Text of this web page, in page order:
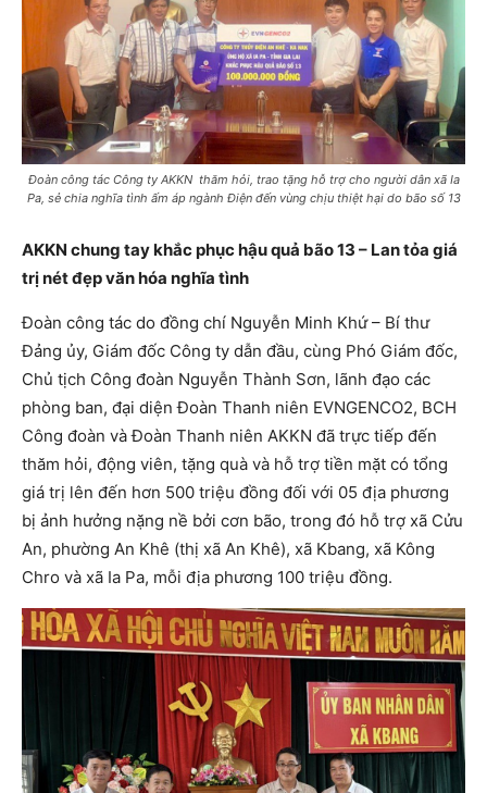
Đoàn công tác Công ty AKKN thăm hỏi, trao tặng hỗ trợ cho người dân xã Ia
Pa, sẻ chia nghĩa tình ấm áp ngành Điện đến vùng chịu thiệt hại do bão số 13
AKKN chung tay khắc phục hậu quả bão 13 – Lan tỏa giá
trị nét đẹp văn hóa nghĩa tình
Đoàn công tác do đồng chí Nguyễn Minh Khứ – Bí thư
Đảng ủy, Giám đốc Công ty dẫn đầu, cùng Phó Giám đốc,
Chủ tịch Công đoàn Nguyễn Thành Sơn, lãnh đạo các
phòng ban, đại diện Đoàn Thanh niên EVNGENCO2, BCH
Công đoàn và Đoàn Thanh niên AKKN đã trực tiếp đến
thăm hỏi, động viên, tặng quà và hỗ trợ tiền mặt có tổng
giá trị lên đến hơn 500 triệu đồng đối với 05 địa phương
bị ảnh hưởng nặng nề bởi cơn bão, trong đó hỗ trợ xã Cửu
An, phường An Khê (thị xã An Khê), xã Kbang, xã Kông
Chro và xã Ia Pa, mỗi địa phương 100 triệu đồng.